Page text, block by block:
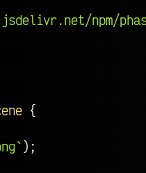
npm/
{
`) ;